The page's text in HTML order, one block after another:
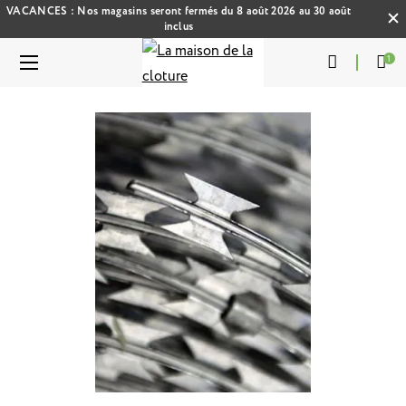
VACANCES : Nos magasins seront fermés du 8 août 2026 au 30 août
inclus
1